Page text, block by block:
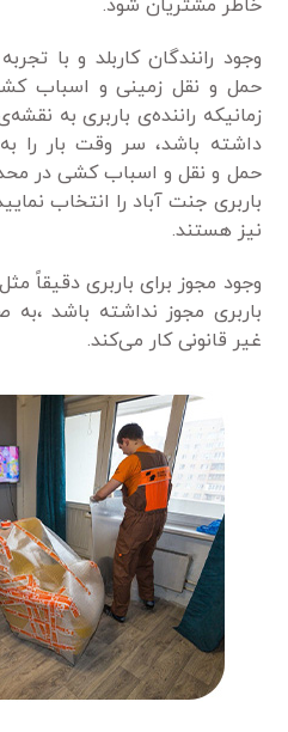
خاطر مشتریان شود.
وجود رانندگان کاربلد و با
حمل و نقل زمینی و اسباب
زمانیکه راننده‌ی باربری به
داشته باشد، سر وقت بار را
حمل و نقل و اسباب کشی در
باربری جنت آباد را انتخاب
نیز هستند.
وجود مجوز برای باربری دقیقاً
باربری مجوز نداشته باشد
غیر قانونی کار می‌کند.